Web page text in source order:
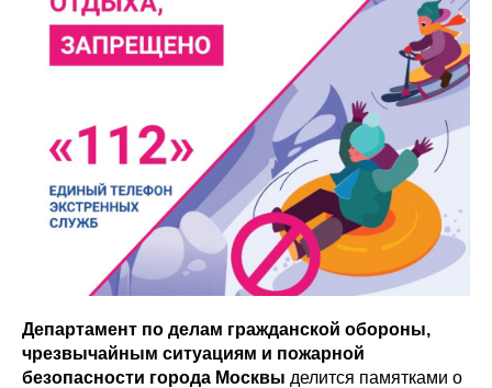
Департамент по делам гражданской обороны,
чрезвычайным ситуациям и пожарной
безопасности города Москвы делится памятками о